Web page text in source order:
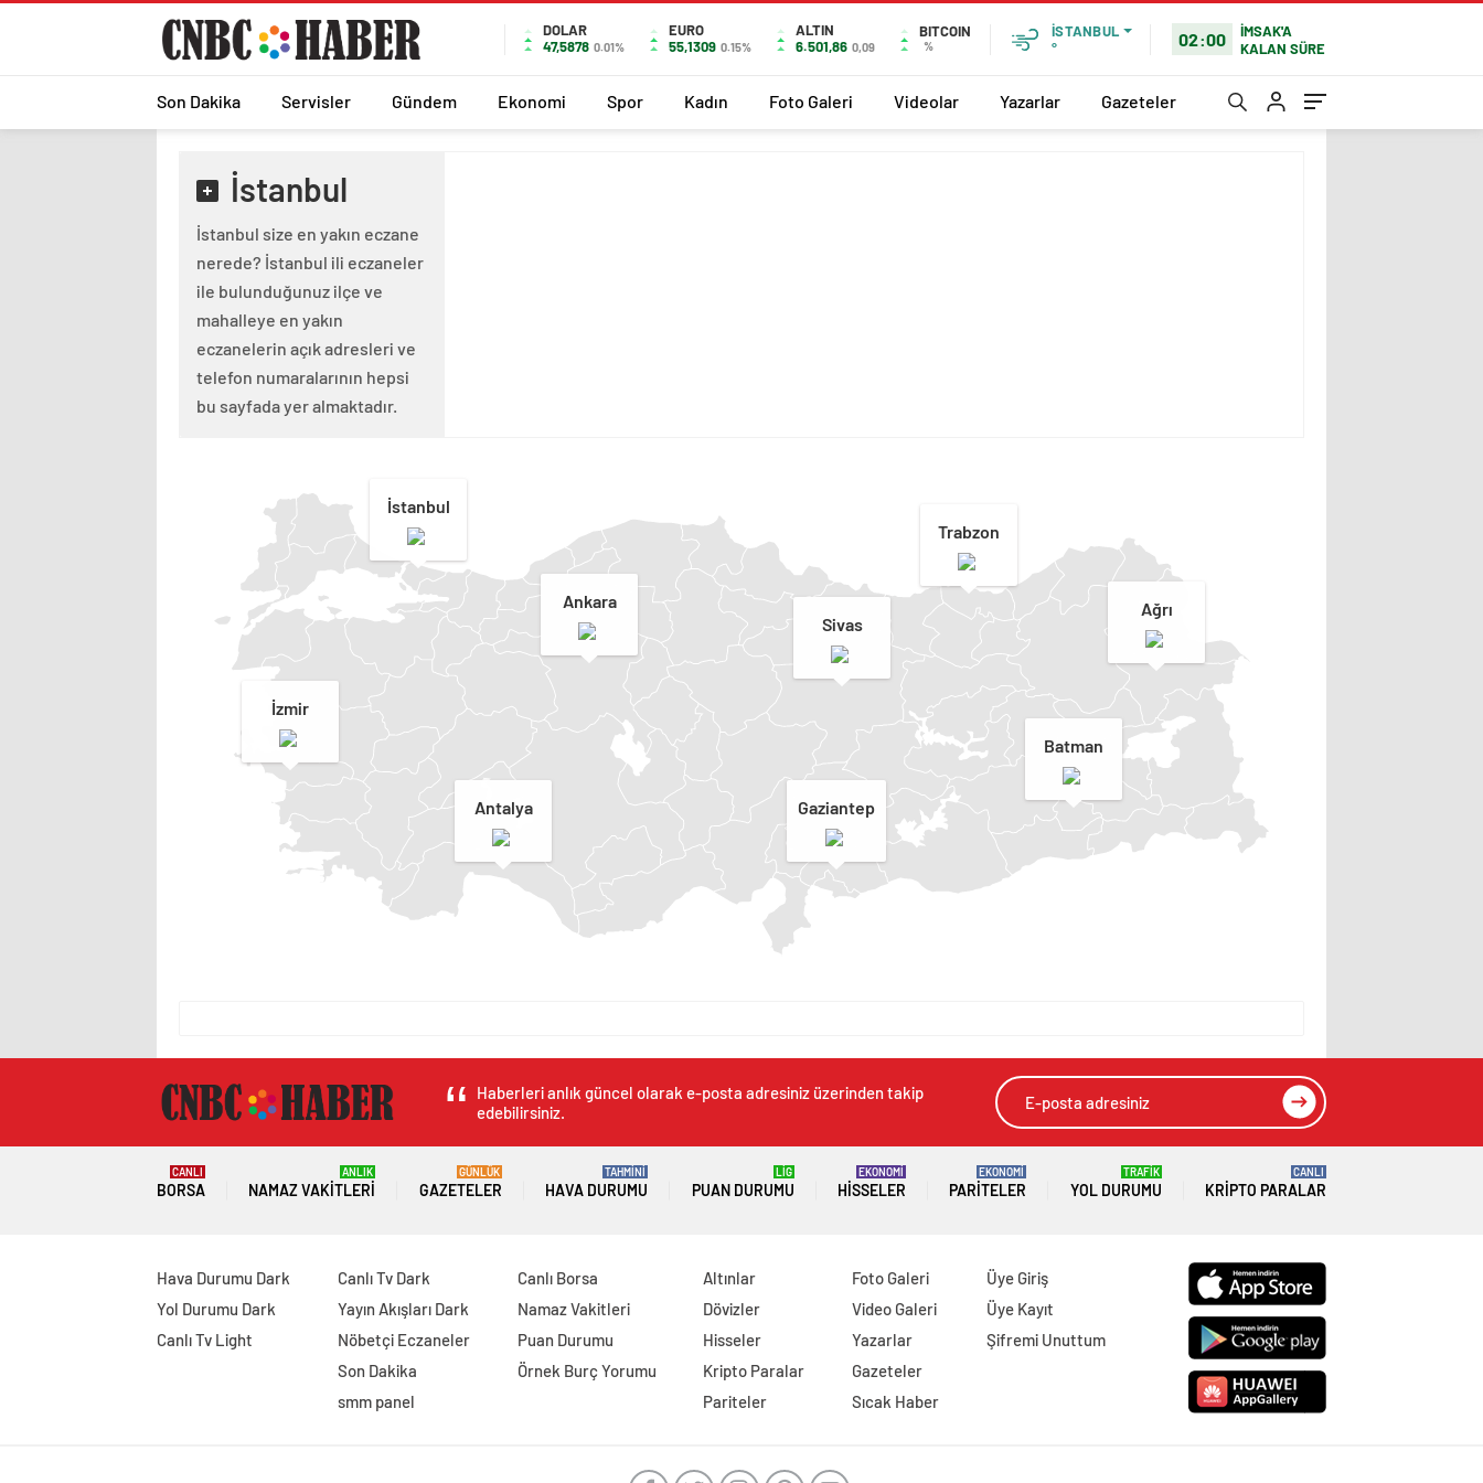
DOLAR
47,5878 0.01%
EURO
55,1309 0.15%
ALTIN
6.501,86 0,09
BITCOIN
%
İSTANBUL
°
02:00
İMSAK'A
KALAN SÜRE
Son Dakika Servisler Gündem Ekonomi Spor Kadın Foto Galeri Videolar Yazarlar Gazeteler
İstanbul
İstanbul size en yakın eczane
nerede? İstanbul ili eczaneler
ile bulunduğunuz ilçe ve
mahalleye en yakın
eczanelerin açık adresleri ve
telefon numaralarının hepsi
bu sayfada yer almaktadır.
İstanbul
İzmir
Ankara
Antalya
Trabzon
Sivas
Ağrı
Batman
Gaziantep
Haberleri anlık güncel olarak e-posta adresiniz üzerinden takip
edebilirsiniz.
BORSA
CANLI
NAMAZ VAKITLERI
ANLIK
GAZETELER
GÜNLÜK
HAVA DURUMU
TAHMİNİ
PUAN DURUMU
LİG
HISSELER
EKONOMİ
PARITELER
EKONOMİ
YOL DURUMU
TRAFİK
KRIPTO PARALAR
CANLI
Hava Durumu Dark
Yol Durumu Dark
Canlı Tv Light
Canlı Tv Dark
Yayın Akışları Dark
Nöbetçi Eczaneler
Son Dakika
smm panel
Canlı Borsa
Namaz Vakitleri
Puan Durumu
Örnek Burç Yorumu
Altınlar
Dövizler
Hisseler
Kripto Paralar
Pariteler
Foto Galeri
Video Galeri
Yazarlar
Gazeteler
Sıcak Haber
Üye Giriş
Üye Kayıt
Şifremi Unuttum